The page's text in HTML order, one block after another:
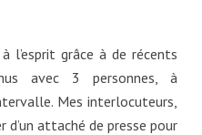
l’esprit grâce à de récents
avec 3 personnes, à
Mes interlocuteurs,
d’un attaché de presse pour